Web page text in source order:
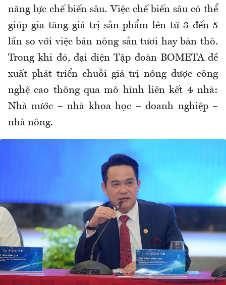
năng lực chế biến sâu. Việc chế biến sâu có thể
giúp gia tăng giá trị sản phẩm lên từ 3 đến 5
lần so với việc bán nông sản tươi hay bán thô.
Trong khi đó, đại diện Tập đoàn BOMETA đề
xuất phát triển chuỗi giá trị nông dược công
nghệ cao thông qua mô hình liên kết 4 nhà:
Nhà nước – nhà khoa học – doanh nghiệp –
nhà nông.